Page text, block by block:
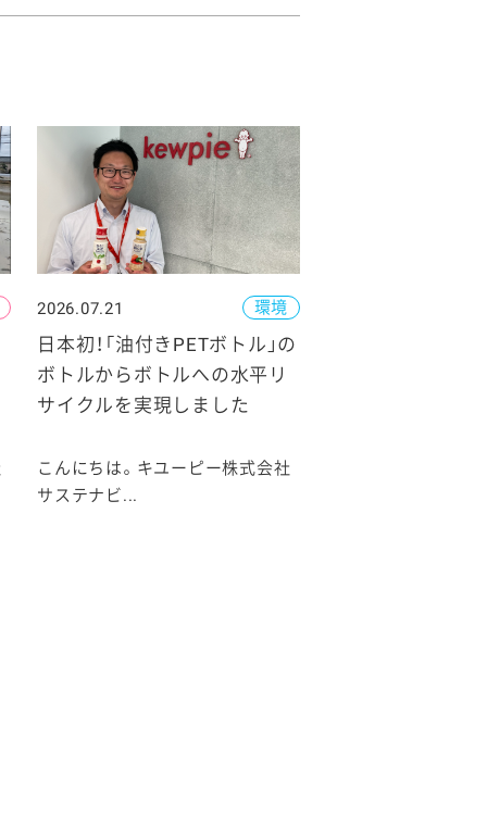
環境
2026.07.21
日本初！「油付きPETボトル」の
ボトルからボトルへの水平リ
サイクルを実現しました
こんにちは。キユーピー株式会社
サステナビ...